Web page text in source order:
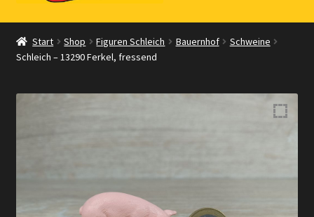
Start
Vertrag widerrufen
Shop
Zahlungsarten
Start Shop Figuren Schleich Bauernhof
Schweine
Schleich – 13290 Ferkel, fressend